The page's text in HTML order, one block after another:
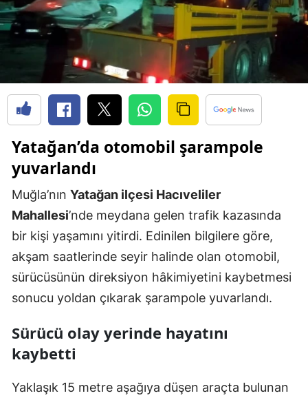
Yatağan’da otomobil şarampole
yuvarlandı
Muğla’nın Yatağan ilçesi Hacıveliler
Mahallesi’nde meydana gelen trafik kazasında
bir kişi yaşamını yitirdi. Edinilen bilgilere göre,
akşam saatlerinde seyir halinde olan otomobil,
sürücüsünün direksiyon hâkimiyetini kaybetmesi
sonucu yoldan çıkarak şarampole yuvarlandı.
Sürücü olay yerinde hayatını
kaybetti
Yaklaşık 15 metre aşağıya düşen araçta bulunan